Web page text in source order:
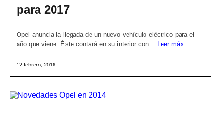
para 2017
Opel anuncia la llegada de un nuevo vehículo eléctrico para el
año que viene. Éste contará en su interior con… Leer más
12 febrero, 2016